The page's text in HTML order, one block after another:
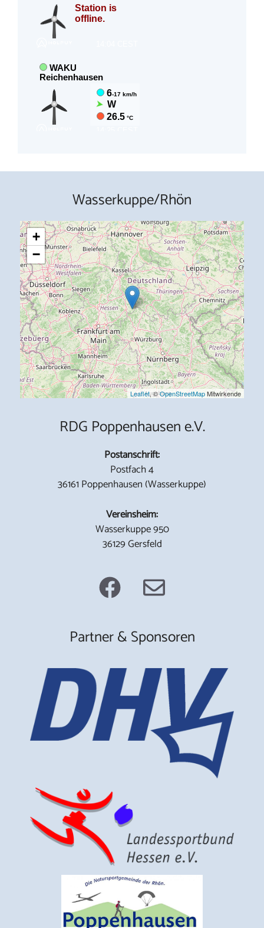
Wasserkuppe/Rhön
+
−
Leaflet, ©OpenStreetMapMitwirkende
RDG Poppenhausen e.V.
Postanschrift:
Postfach 4
36161 Poppenhausen (Wasserkuppe)
Vereinsheim:
Wasserkuppe 950
36129 Gersfeld
Partner & Sponsoren